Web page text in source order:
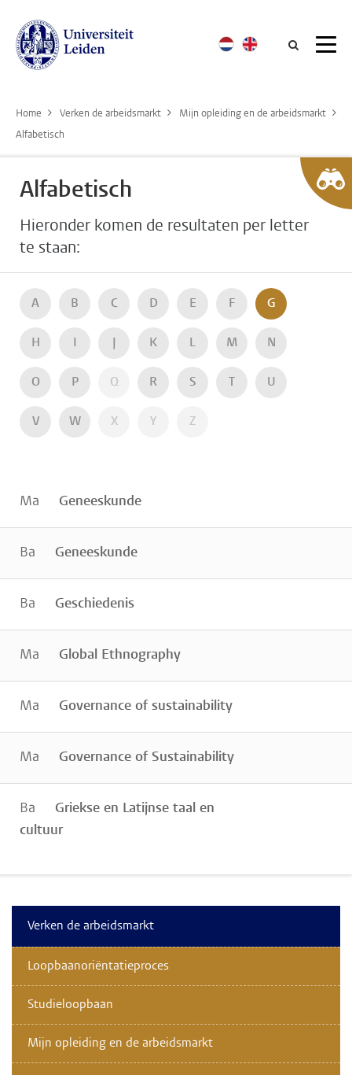
Home Verken de arbeidsmarkt Mijn opleiding en de arbeidsmarkt
Alfabetisch
Alfabetisch
Hieronder komen de resultaten per letter
te staan:
A B C D E F G
H K L M N
O P Q R S U
V W X Y Z
Ma Geneeskunde
Ba Geneeskunde
Ba Geschiedenis
Ma Global Ethnography
Ma Governance of sustainability
Ma Governance of Sustainability
Ba
Griekse en Latijnse taal en
cultuur
Verken de arbeidsmarkt
Loopbaanoriëntatieproces
Studieloopbaan
Mijn opleiding en de arbeidsmarkt